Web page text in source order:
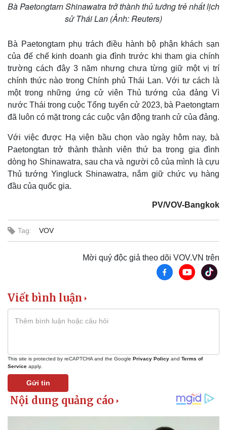
Kinh tế
Thị trường
Giá vàng
Tỷ giá
Chứng khoán
Giá cà phê
Tin nóng
Tư vấn luật
Việt Nam
Bà Paetongtarn Shinawatra trở thành thủ tướng trẻ nhất lịch
sử Thái Lan (Ảnh: Reuters)
Bà Paetongtarn phụ trách điều hành bộ phận khách sạn
của đế chế kinh doanh gia đình trước khi tham gia chính
trường cách đây 3 năm nhưng chưa từng giữ một vị trí
chính thức nào trong Chính phủ Thái Lan. Với tư cách là
một trong những ứng cử viên Thủ tướng của đảng Vì
nước Thái trong cuộc Tổng tuyển cử 2023, bà Paetongtarn
đã luôn có mặt trong các cuộc vận động tranh cử của đảng.
Với việc được Hạ viện bầu chọn vào ngày hôm nay, bà
Paetongtan trở thành thành viên thứ ba trong gia đình
dòng họ Shinawatra, sau cha và người cô của mình là cựu
Thủ tướng Yingluck Shinawatra, nắm giữ chức vụ hàng
đầu của quốc gia.
PV/VOV-Bangkok
Tag: VOV
Mời quý độc giả theo dõi VOV.VN trên
Viết bình luận
This site is protected by reCAPTCHA and the Google Privacy Policy and Terms of
Service apply.
Gửi tin